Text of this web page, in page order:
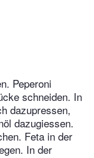
Peperoni
schneiden. In
dazupressen,
dazugiessen.
Feta in der
In der